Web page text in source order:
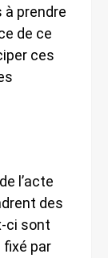
prendre
de ce
ces
l’acte
des
ci sont
fixé par